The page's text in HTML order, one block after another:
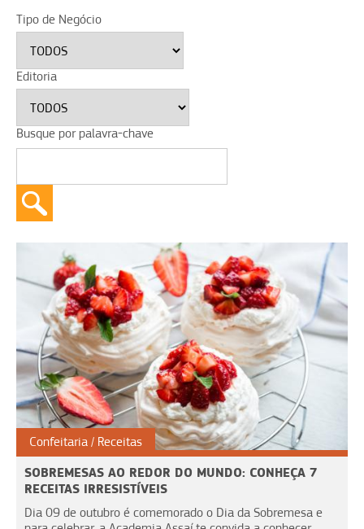
Tipo de Negócio
Editoria
Busque por palavra-chave
Confeitaria Receitas
SOBREMESAS AO REDOR DO MUNDO: CONHEÇA 7
RECEITAS IRRESISTÍVEIS
Dia 09 de outubro é comemorado o Dia da Sobremesa e